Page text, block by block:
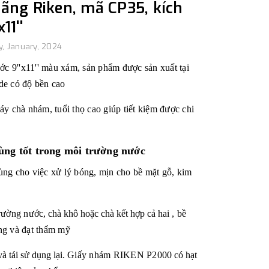
Riken, mã CP35, kích
January, 2024
9''x11'' màu xám, sản phẩm được sản xuất tại
có độ bền cao
chà nhám, tuổi thọ cao giúp tiết kiệm được chi
tốt trong môi trường nước
cho việc xử lý bóng, mịn cho bề mặt gỗ, kim
nước, chà khô hoặc chà kết hợp cả hai , bề
và đạt thẩm mỹ
tái sử dụng lại. Giấy nhám RIKEN P2000 có hạt